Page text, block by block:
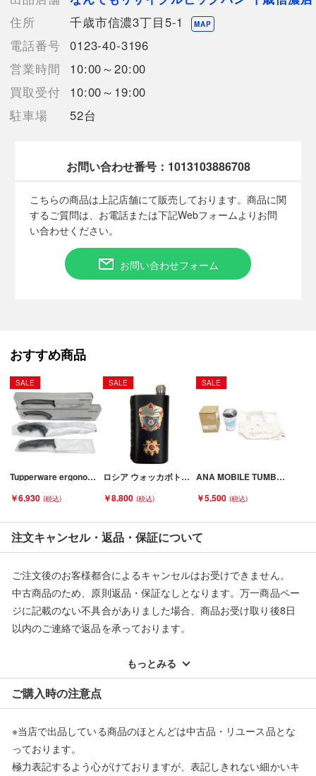
外箱にエアキャップを巻いた上に送り状を貼って発送します。
【使用予定配送業者】佐川急便 飛脚宅配便80サイズ
【こちらの商品は在庫連動システムを導入し、店頭や他ネットシ
ョップと併売を行なっておりますが、
タイミングによりシステムの反映が間に合わず欠品となってしま
う場合がございます。
売切れの場合は、ご購入をキャンセルさせていただく場合がござ
■状態等は画像をご確認・ご参照下さい。
こちらの商品はお客様から買取させていただいた商品であり、
人の手を経た商品です。
■弊社（株式会社オカモト）を装った偽装サイトにご注意くださ
住所
千歳市信濃3丁目5-1 MAP
電話番号 0123-40-3196
営業時間
10:00～20:00
買取受付
10:00～19:00
駐車場
52台
お問い合わせ番号： 1013103886708
こちらの商品は上記店舗にて販売しております。商品に関
するご質問は、お電話または下記Webフォームよりお問
い合わせください。
お問い合わせフォーム
おすすめ商品
SALE
Tupperware ergonomic knives タッパーウェア チーズナイフ ブレッドナイフ 2本セット Sランク
￥6,930
SALE
ロシア ウォッカボトル アンティーク スキットル ブラック Bランク
￥8,800
SALE
ANA MOBILE TUMBLER オリジナルモバイルタンブラーミニセット ホワイト Sランク
￥5,500
注文キャンセル・返品・保証について
ご注文後のお客様都合によるキャンセルはお受けできません。
中古商品のため、原則返品・保証なしとなります。万一商品ペー
ジに記載のない不具合がありました場合、商品お受け取り後8日
以内のご連絡で返品を承っております。
配送料ともに当社負担で対応いたします。
※オンラインストアで購入頂いた商品は、店頭での返品はお受け
できません。また、商品の修理及び交換に関しては承ることがで
返品・交換について
もっとみる
ご購入時の注意点
※当店で出品している商品のほとんどは中古品・リユース品とな
っております。
極力表記するよう心がけておりますが、表記しきれない細かいキ